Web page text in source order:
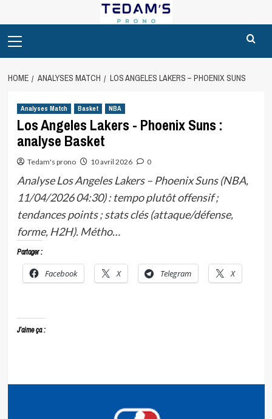
Menu
HOME ANALYSES MATCH LOS ANGELES LAKERS – PHOENIX SUNS
Analyses Match Basket NBA
Los Angeles Lakers - Phoenix Suns :
analyse Basket
Tedam's prono 10 avril 2026 0
Analyse Los Angeles Lakers – Phoenix Suns (NBA,
11/04/2026 04:30) : tempo plutôt offensif ;
tendances points ; stats clés (attaque/défense,
forme, H2H). Métho…
Partager :
Facebook X Telegram X
J’aime ça :